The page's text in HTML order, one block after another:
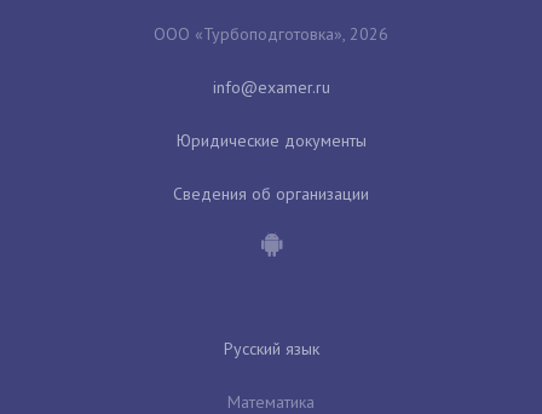
ООО «Турбоподготовка», 2026
Юридические документы
Сведения об организации
Русский язык
Математика